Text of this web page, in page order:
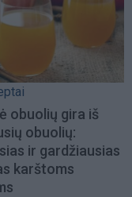
obuolių gira iš
obuolių:
ir gardžiausias
karštoms